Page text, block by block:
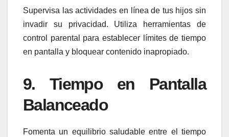
Supervisa las actividades en línea de tus hijos sin
invadir su privacidad. Utiliza herramientas de
control parental para establecer límites de tiempo
en pantalla y bloquear contenido inapropiado.
9. Tiempo en Pantalla
Balanceado
Fomenta un equilibrio saludable entre el tiempo